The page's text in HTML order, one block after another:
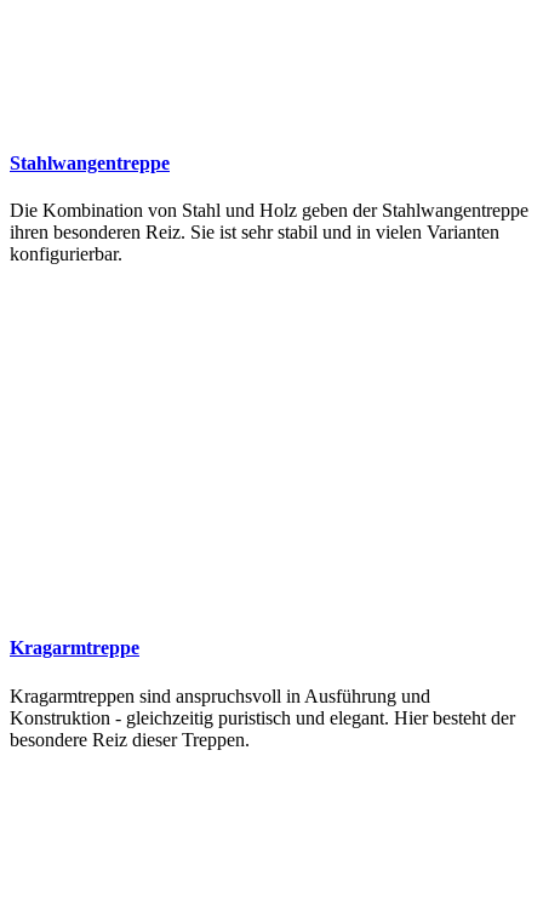
Stahlwangentreppe
Die Kombination von Stahl und Holz geben der Stahlwangentreppe
ihren besonderen Reiz. Sie ist sehr stabil und in vielen Varianten
konfigurierbar.
Kragarmtreppe
Kragarmtreppen sind anspruchsvoll in Ausführung und
Konstruktion - gleichzeitig puristisch und elegant. Hier besteht der
besondere Reiz dieser Treppen.